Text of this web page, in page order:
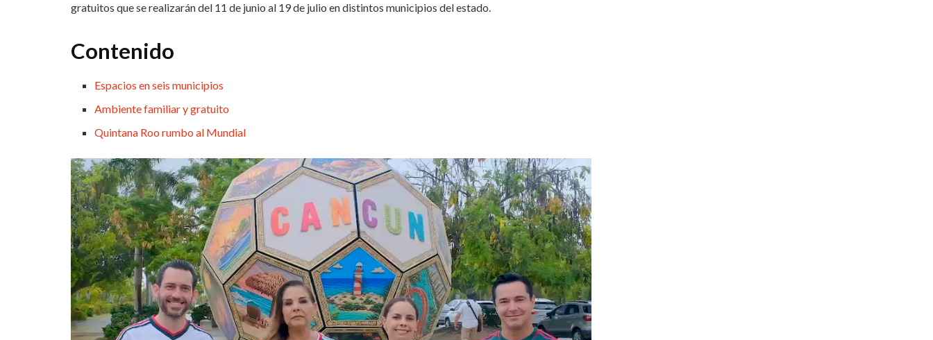
gratuitos que se realizarán del 11 de junio al 19 de julio en distintos municipios del estado.
Contenido
Espacios en seis municipios
Ambiente familiar y gratuito
Quintana Roo rumbo al Mundial